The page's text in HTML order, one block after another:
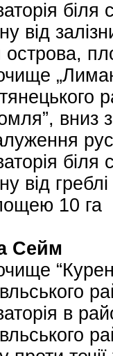
біля
від
острова,
вниз
біля
від
10 га
Сейм
в